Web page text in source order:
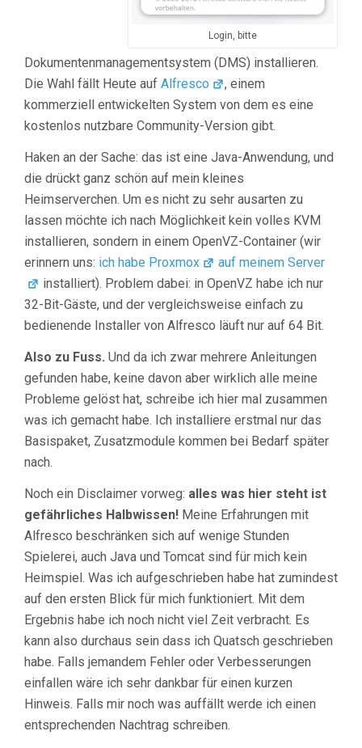
Login, bitte
Dokumentenmanagementsystem (DMS) installieren.
Die Wahl fällt Heute auf Alfresco
, einem
kommerziell entwickelten System von dem es eine
kostenlos nutzbare Community-Version gibt.
Haken an der Sache: das ist eine Java-Anwendung, und
die drückt ganz schön auf mein kleines
Heimserverchen. Um es nicht zu sehr ausarten zu
lassen möchte ich nach Möglichkeit kein volles KVM
installieren, sondern in einem OpenVZ-Container (wir
erinnern uns: ich habe Proxmox
auf meinem Server
installiert). Problem dabei: in OpenVZ habe ich nur
32-Bit-Gäste, und der vergleichsweise einfach zu
bedienende Installer von Alfresco läuft nur auf 64 Bit.
Also zu Fuss. Und da ich zwar mehrere Anleitungen
gefunden habe, keine davon aber wirklich alle meine
Probleme gelöst hat, schreibe ich hier mal zusammen
was ich gemacht habe. Ich installiere erstmal nur das
Basispaket, Zusatzmodule kommen bei Bedarf später
nach.
Noch ein Disclaimer vorweg: alles was hier steht ist
gefährliches Halbwissen! Meine Erfahrungen mit
Alfresco beschränken sich auf wenige Stunden
Spielerei, auch Java und Tomcat sind für mich kein
Heimspiel. Was ich aufgeschrieben habe hat zumindest
auf den ersten Blick für mich funktioniert. Mit dem
Ergebnis habe ich noch nicht viel Zeit verbracht. Es
kann also durchaus sein dass ich Quatsch geschrieben
habe. Falls jemandem Fehler oder Verbesserungen
einfallen wäre ich sehr dankbar für einen kurzen
Hinweis. Falls mir noch was auffällt werde ich einen
entsprechenden Nachtrag schreiben.